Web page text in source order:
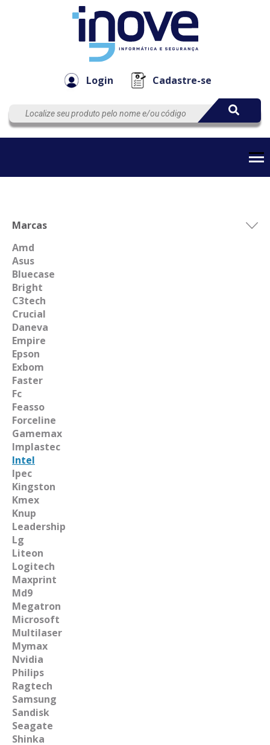
Login Cadastre-se
EmpresaAutomação
Marcas
Amd
Asus
Bluecase
Bright
C3tech
Crucial
Daneva
Empire
Epson
Exbom
Faster
Fc
Feasso
Forceline
Gamemax
Implastec
Intel
Ipec
Kingston
Kmex
Knup
Leadership
Lg
Liteon
Logitech
Maxprint
Md9
Megatron
Microsoft
Multilaser
Mymax
Nvidia
Philips
Ragtech
Samsung
Sandisk
Seagate
Shinka